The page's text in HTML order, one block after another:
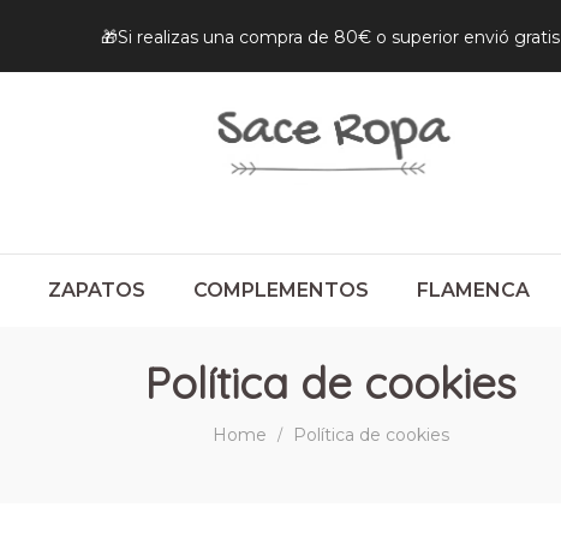
🎁Si realizas una compra de 80€ o superior envió gratis
ZAPATOS COMPLEMENTOS FLAMENCA
Política de cookies
Home / Política de cookies